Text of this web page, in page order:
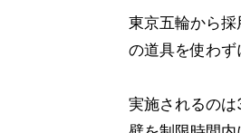
東京五輪から
の道具を使わず
実施されるの